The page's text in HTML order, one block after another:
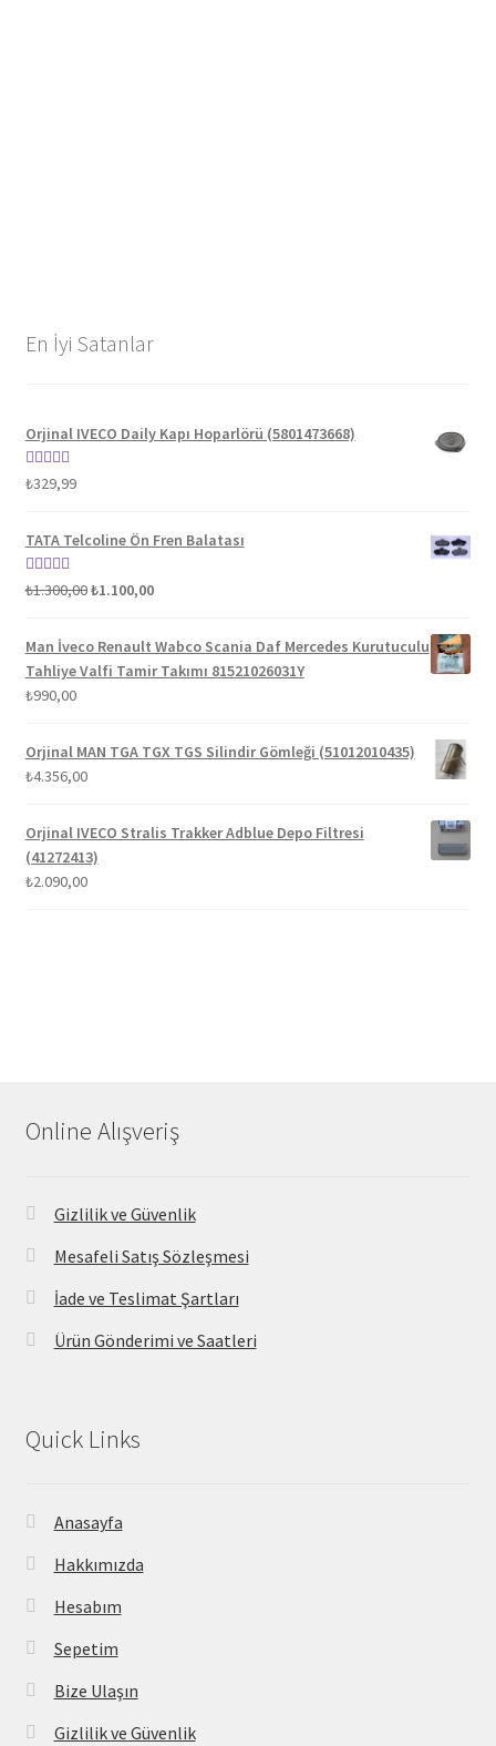
En İyi Satanlar
Orjinal IVECO Daily Kapı Hoparlörü (5801473668)
5 üzerinden
₺329,99
TATA Telcoline Ön Fren Balatası
5 üzerinden
₺1.300,00Orijinal
₺1.300,00.
₺1.100,00Şu
fiyat:
₺1.100,00.
Man İveco Renault Wabco Scania Daf Mercedes Kurutuculu
Tahliye Valfi Tamir Takımı 81521026031Y
₺990,00
Orjinal MAN TGA TGX TGS Silindir Gömleği (51012010435)
₺4.356,00
Orjinal IVECO Stralis Trakker Adblue Depo Filtresi
(41272413)
₺2.090,00
Online Alışveriş
Gizlilik ve Güvenlik
Mesafeli Satış Sözleşmesi
İade ve Teslimat Şartları
Ürün Gönderimi ve Saatleri
Quick Links
Anasayfa
Hakkımızda
Hesabım
Sepetim
Bize Ulaşın
Gizlilik ve Güvenlik